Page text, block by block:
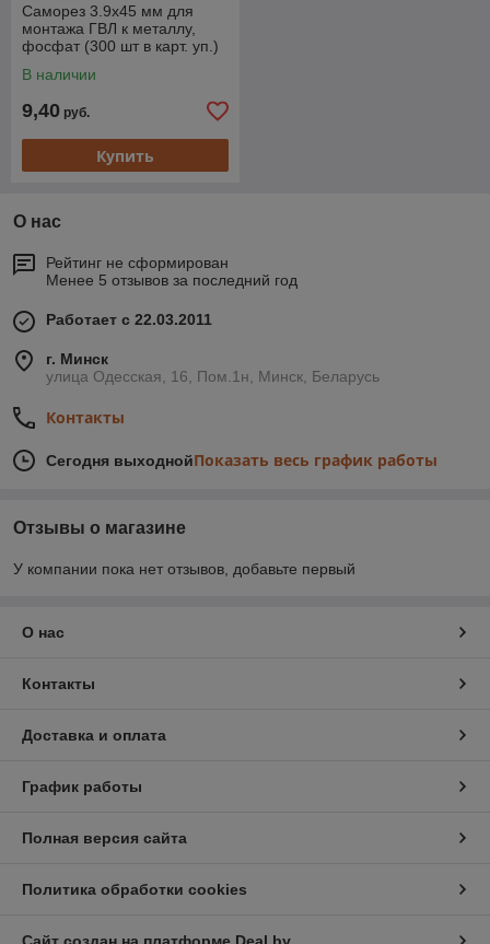
Саморез 3.9х45 мм для
монтажа ГВЛ к металлу,
фосфат (300 шт в карт. уп.)
В наличии
9,40 руб.
Купить
О нас
Рейтинг не сформирован
Менее 5 отзывов за последний год
Работает с 22.03.2011
г. Минск
улица Одесская, 16, Пом.1н, Минск, Беларусь
Контакты
Сегодня выходнойПоказать весь график работы
Отзывы о магазине
У компании пока нет отзывов, добавьте первый
О нас
Контакты
Доставка и оплата
График работы
Полная версия сайта
Политика обработки cookies